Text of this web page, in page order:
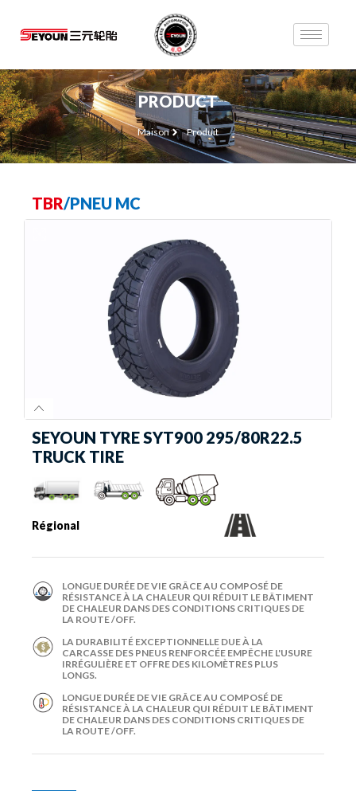
PRODUCT
Maison Produit
TBR/PNEU MC
SEYOUN TYRE SYT900 295/80R22.5
TRUCK TIRE
Régional
LONGUE DURÉE DE VIE GRÂCE AU COMPOSÉ DE
RÉSISTANCE À LA CHALEUR QUI RÉDUIT LE BÂTIMENT
DE CHALEUR DANS DES CONDITIONS CRITIQUES DE
LA ROUTE /OFF.
LA DURABILITÉ EXCEPTIONNELLE DUE À LA
CARCASSE DES PNEUS RENFORCÉE EMPÊCHE L'USURE
IRRÉGULIÈRE ET OFFRE DES KILOMÈTRES PLUS
LONGS.
LONGUE DURÉE DE VIE GRÂCE AU COMPOSÉ DE
RÉSISTANCE À LA CHALEUR QUI RÉDUIT LE BÂTIMENT
DE CHALEUR DANS DES CONDITIONS CRITIQUES DE
LA ROUTE /OFF.